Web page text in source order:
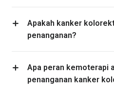
Apakah kanker
penanganan?
Apa peran kemoterapi
penanganan kanker